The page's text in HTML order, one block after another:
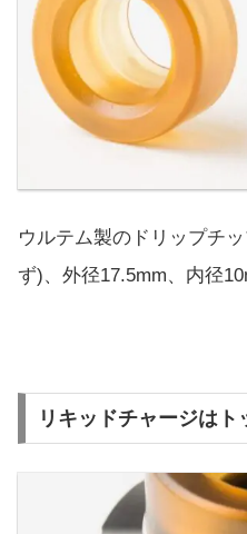
ウルテム製のドリップチ
ず)、外径17.5mm、内径
リキッドチャージはト